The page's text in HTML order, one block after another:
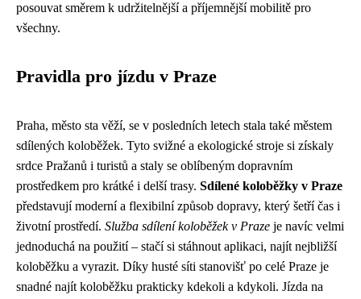
posouvat směrem k udržitelnější a příjemnější mobilitě pro
všechny.
Pravidla pro jízdu v Praze
Praha, město sta věží, se v posledních letech stala také městem
sdílených koloběžek. Tyto svižné a ekologické stroje si získaly
srdce Pražanů i turistů a staly se oblíbeným dopravním
prostředkem pro krátké i delší trasy. Sdílené koloběžky v Praze
představují moderní a flexibilní způsob dopravy, který šetří čas i
životní prostředí. Služba sdílení koloběžek v Praze je navíc velmi
jednoduchá na použití – stačí si stáhnout aplikaci, najít nejbližší
koloběžku a vyrazit. Díky husté síti stanovišť po celé Praze je
snadné najít koloběžku prakticky kdekoli a kdykoli. Jízda na